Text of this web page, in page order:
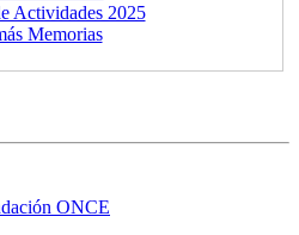
Actividades 2025
Memorias